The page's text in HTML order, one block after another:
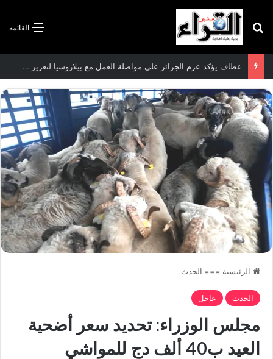
القائمة بحث عن
سعيود يشدد على إلزامية استكمال جميع عمليات تعويض متضرري حرائق الغابات قبل نهاية شهر أوت
الرئيسية === الحدث
الحدث عاجل
مجلس الوزراء: تحديد سعر أضحية
العيد ب40 ألف دج للمواشي